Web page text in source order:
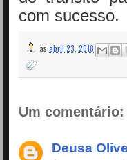
com sucesso.
às abril 23, 2018
Um comentário:
Deusa